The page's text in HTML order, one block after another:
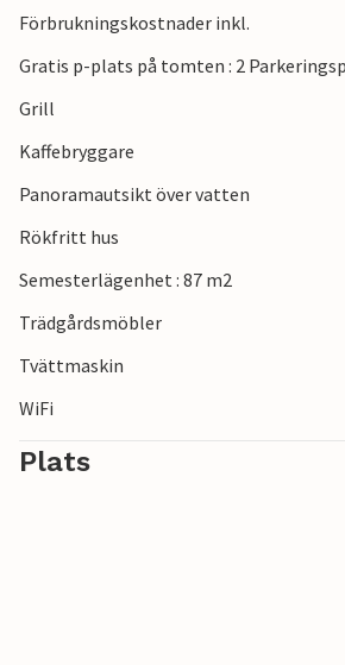
Förbrukningskostnader inkl.
Gratis p-plats på tomten : 2
Grill
Kaffebryggare
Panoramautsikt över vatten
Rökfritt hus
Semesterlägenhet : 87 m2
Trädgårdsmöbler
Tvättmaskin
WiFi
Plats